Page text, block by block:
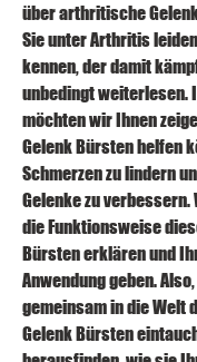
über arthritische
Sie unter Arthritis
kennen, der damit
unbedingt weiterlesen.
möchten wir Ihnen
Gelenk Bürsten helfen
Schmerzen zu lindern
Gelenke zu
die Funktionsweise
Bürsten erklären und
Anwendung geben.
gemeinsam in die Welt
Gelenk Bürsten